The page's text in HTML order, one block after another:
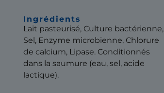
Ingrédients
Lait pasteurisé, Culture bactérienne,
Sel, Enzyme microbienne, Chlorure
de calcium, Lipase. Conditionnés
dans la saumure (eau, sel, acide
lactique).